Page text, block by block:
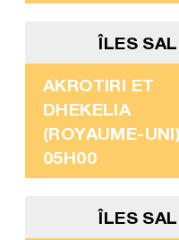
ÎLES
AKROTIRI ET
DHEKELIA
(ROYAUME-
05H00
ÎLES